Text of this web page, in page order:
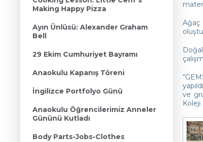
Making Happy Pizza
Ayın Ünlüsü: Alexander Graham
Bell
29 Ekim Cumhuriyet Bayramı
Anaokulu Kapanış Töreni
İngilizce Portfolyo Günü
Anaokulu Öğrencilerimiz Anneler
Gününü Kutladı
Body Parts-Jobs-Clothes
Ağaç
ve